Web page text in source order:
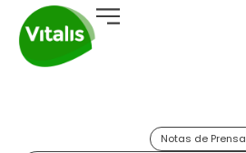
Notas de Prensa